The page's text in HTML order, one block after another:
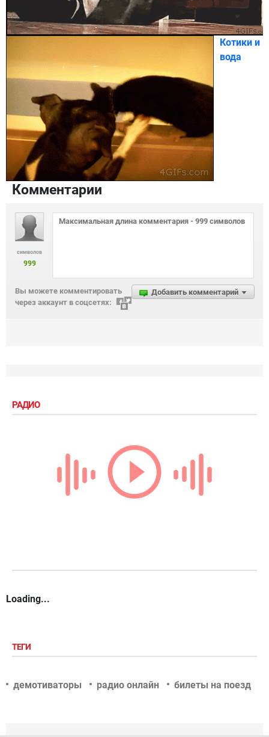
Котики и
вода
Комментарии
символов
999
Добавить комментарий
Вы можете комментировать
через аккаунт в соцсетях:
РАДИО
Loading...
ТЕГИ
демотиваторы радио онлайн билеты на поезд